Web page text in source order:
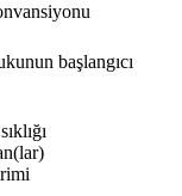
başlangıcı